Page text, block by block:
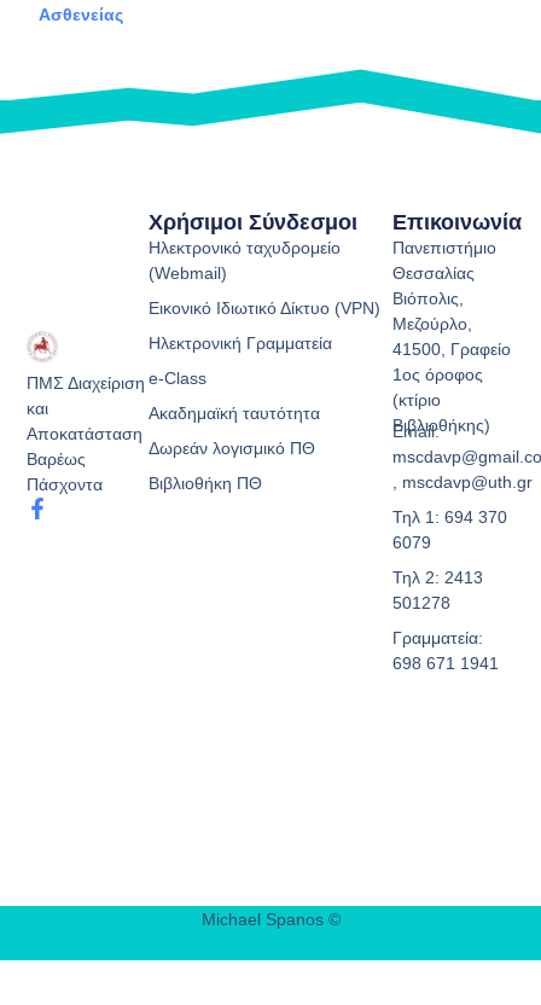
Ασθενείας
ΠΜΣ Διαχείριση
και
Αποκατάσταση
Βαρέως
Πάσχοντα
Χρήσιμοι Σύνδεσμοι
Ηλεκτρονικό ταχυδρομείο
(Webmail)
Εικονικό Ιδιωτικό Δίκτυο (VPN)
Ηλεκτρονική Γραμματεία
e-Class
Ακαδημαϊκή ταυτότητα
Δωρεάν λογισμικό ΠΘ
Βιβλιοθήκη ΠΘ
Επικοινωνία
Πανεπιστήμιο
Θεσσαλίας
Βιόπολις,
Μεζούρλο,
41500, Γραφείο
1ος όροφος
(κτίριο
Βιβλιοθήκης)
Email:
, mscdavp@uth.gr
Τηλ 1: 694 370
6079
Τηλ 2: 2413
501278
Γραμματεία:
698 671 1941
Michael Spanos ©